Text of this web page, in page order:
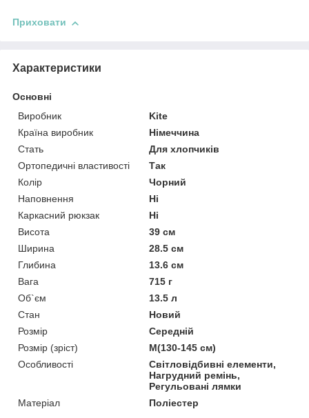
Приховати
Характеристики
Основні
Виробник
Kite
Країна виробник
Німеччина
Стать
Для хлопчиків
Ортопедичні властивості
Так
Колір
Чорний
Наповнення
Ні
Каркасний рюкзак
Ні
Висота
39 см
Ширина
28.5 см
Глибина
13.6 см
Вага
715 г
Об`єм
13.5 л
Стан
Новий
Розмір
Середній
Розмір (зріст)
M(130-145 см)
Особливості
Світловідбивні елементи,
Нагрудний ремінь,
Регульовані лямки
Матеріал
Поліестер